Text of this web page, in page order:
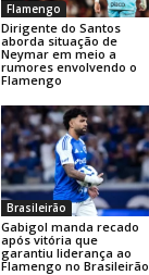
Flamengo
Dirigente do Santos
aborda situação de
Neymar em meio a
rumores envolvendo o
Flamengo
Brasileirão
Gabigol manda recado
após vitória que
garantiu liderança ao
Flamengo no Brasileirão